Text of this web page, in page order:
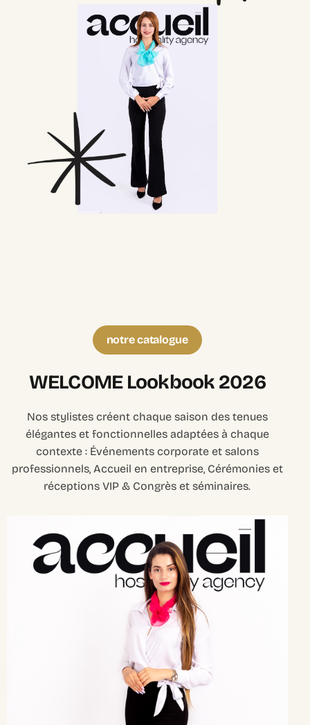
notre catalogue
WELCOME Lookbook 2026
Nos stylistes créent chaque saison des tenues
élégantes et fonctionnelles adaptées à chaque
contexte : Événements corporate et salons
professionnels, Accueil en entreprise, Cérémonies et
réceptions VIP & Congrès et séminaires.